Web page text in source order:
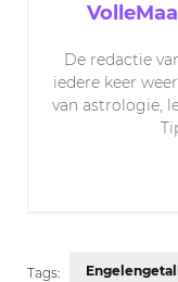
De redactie
iedere keer
van astrologie,
Tags: